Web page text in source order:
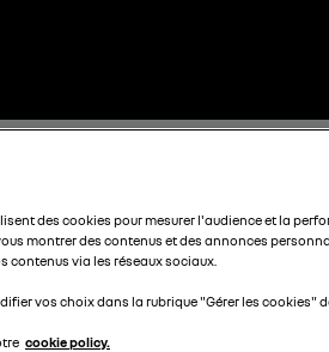
des cookies pour mesurer l'audience et la
montrer des contenus et des annonces
contenus via les réseaux sociaux.
vos choix dans la rubrique "Gérer les cookies"
cookie policy.